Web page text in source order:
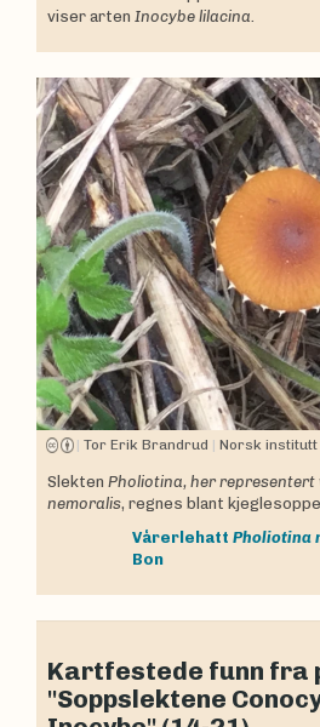
viser arten Inocybe lilacina.
| Tor Erik Brandrud | Norsk
Slekten Pholiotina, her representert
nemoralis, regnes blant
Vårerlehatt Pholiotina
Bon
Kartfestede funn fra
"Soppslektene